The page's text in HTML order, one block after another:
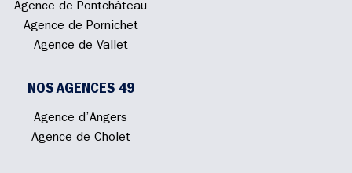
Agence de Pontchâteau
Agence de Pornichet
Agence de Vallet
NOS AGENCES 49
Agence d’Angers
Agence de Cholet